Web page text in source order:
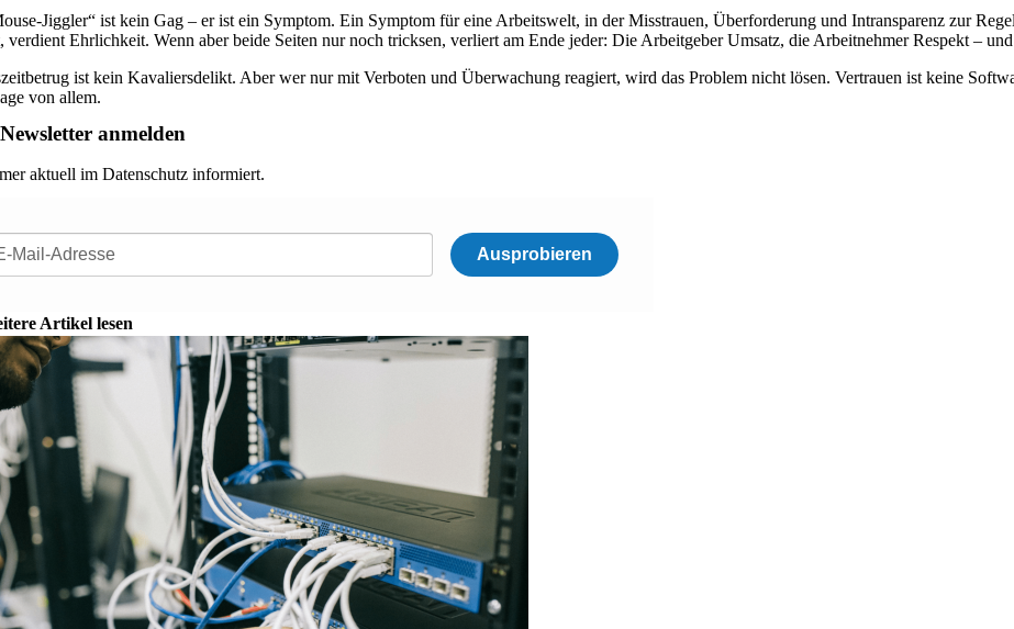
Jiggler“ ist kein Gag – er ist ein Symptom. Ein Symptom für eine Arbeitswelt, in der Misstrauen, Überforderung und Intransparenz zur
verdient Ehrlichkeit. Wenn aber beide Seiten nur noch tricksen, verliert am Ende jeder: Die Arbeitgeber Umsatz, die Arbeitnehmer Respekt –
ist kein Kavaliersdelikt. Aber wer nur mit Verboten und Überwachung reagiert, wird das Problem nicht lösen. Vertrauen ist keine
von allem.
anmelden
aktuell im Datenschutz informiert.
Ausprobieren
Artikel lesen